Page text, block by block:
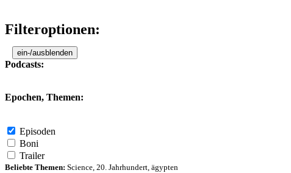
Filteroptionen:
ein-/ausblenden
Podcasts:
Epochen, Themen:
Episoden
Boni
Trailer
Beliebte Themen: Science, 20. Jahrhundert, ägypten